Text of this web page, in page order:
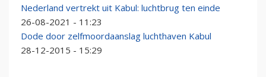
Nederland vertrekt uit Kabul: luchtbrug ten einde
26-08-2021 - 11:23
Dode door zelfmoordaanslag luchthaven Kabul
28-12-2015 - 15:29